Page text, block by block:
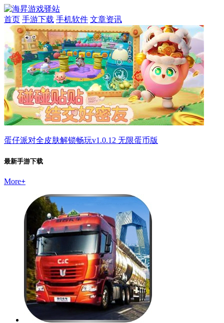
首页 手游下载 手机软件 文章资讯
蛋仔派对全皮肤解锁畅玩v1.0.12 无限蛋币版
最新手游下载
More+